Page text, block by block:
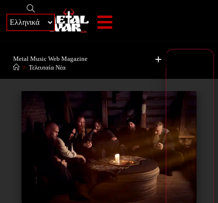
+
Metal Music Web Magazine
> Τελευταία Νέα